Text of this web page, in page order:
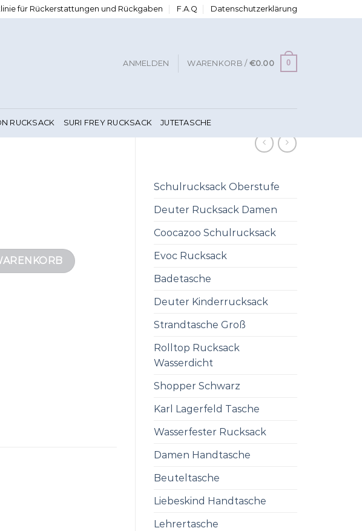
für Rückerstattungen und Rückgaben F.A.Q Datenschutzerklärung
ANMELDEN WARENKORB / €0.00 0
RUCKSACK SURI FREY RUCKSACK JUTETASCHE
Schulrucksack Oberstufe
Deuter Rucksack Damen
Coocazoo Schulrucksack
Evoc Rucksack
Badetasche
Deuter Kinderrucksack
Strandtasche Groß
Rolltop Rucksack
Wasserdicht
Shopper Schwarz
Karl Lagerfeld Tasche
Wasserfester Rucksack
Damen Handtasche
Beuteltasche
Liebeskind Handtasche
Lehrertasche